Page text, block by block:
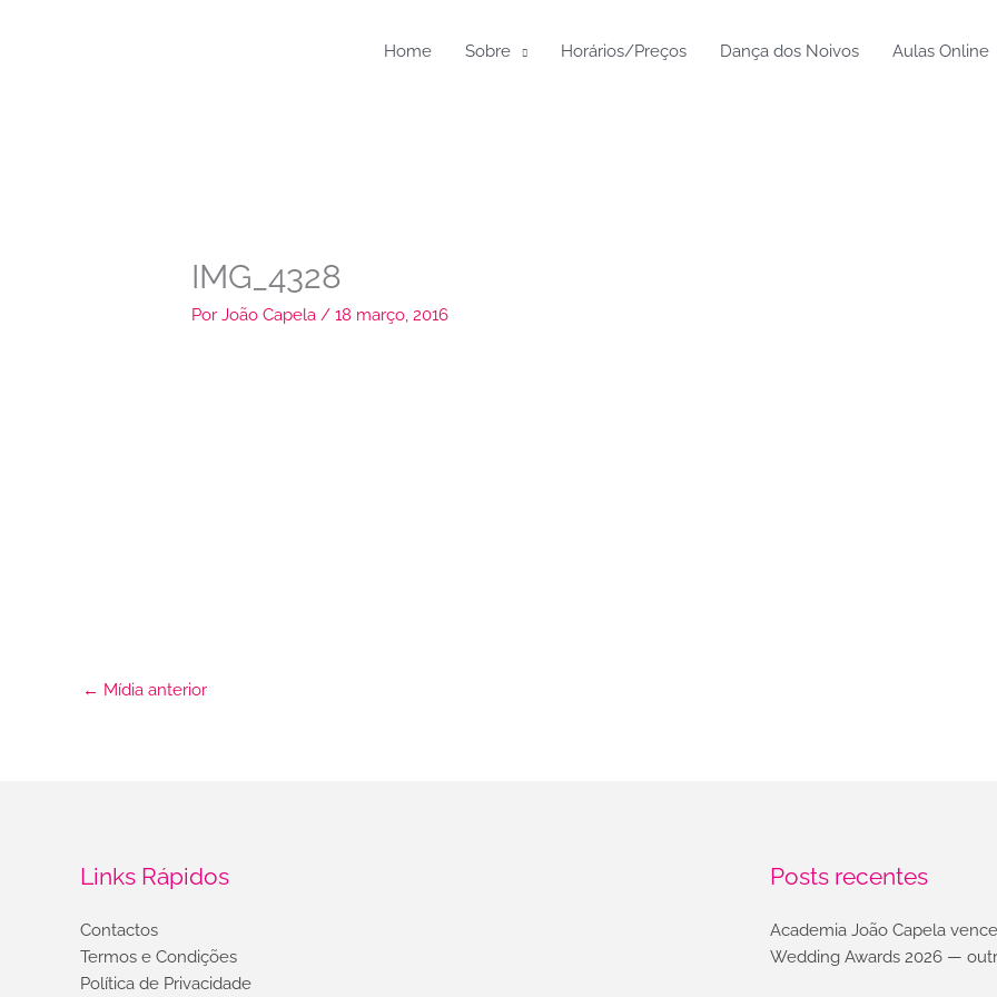
Home Sobre Horários/Preços Dança dos Noivos Aulas Online
IMG_4328
PorJoão Capela/18 março, 2016
← Mídia anterior
Links Rápidos
Contactos
Termos e Condições
Política de Privacidade
Posts recentes
Academia João Capela
Wedding Awards 2026 —